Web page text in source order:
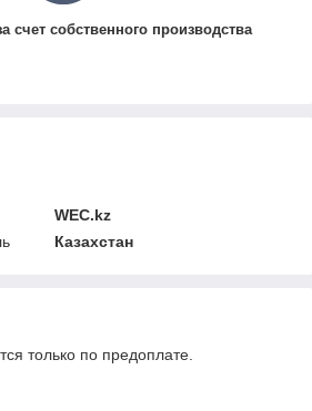
счет собственного производства
WEC.kz
Казахстан
только по предоплате.